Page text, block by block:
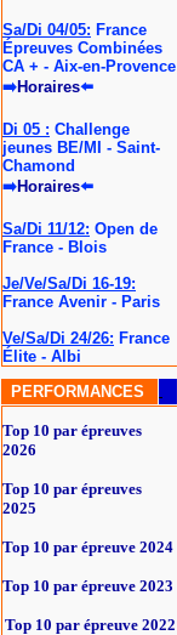
Sa/Di 04/05: France
Épreuves Combinées
CA + - Aix-en-Provence
➡Horaires⬅️
Di 05 : Challenge
jeunes BE/MI - Saint-
Chamond
➡Horaires⬅️
Sa/Di 11/12: Open de
France - Blois
Je/Ve/Sa/Di 16-19:
France Avenir - Paris
Ve/Sa/Di 24/26: France
Élite - Albi
PERFORMANCES
Top 10 par épreuves
2026
Top 10 par épreuves
2025
Top 10 par épreuve 2024
Top 10 par épreuve 2023
Top 10 par épreuve 2022